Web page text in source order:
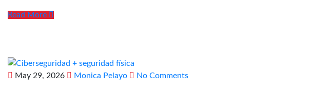
Read More
May 29, 2026 Monica Pelayo No Comments